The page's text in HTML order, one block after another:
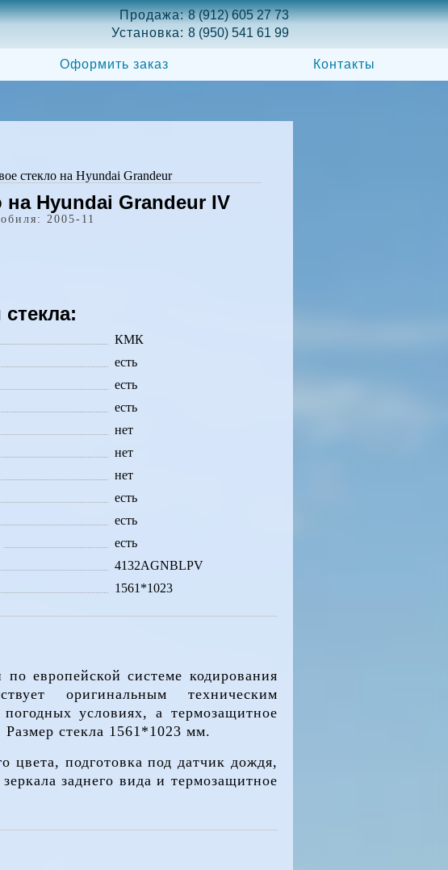
Продажа: 8 (912) 605 27 73
Установка: 8 (950) 541 61 99
Оформить заказ Контакты
стекло на Hyundai Grandeur
на Hyundai Grandeur IV
2005-11
КМК
есть
есть
есть
нет
нет
нет
есть
есть
есть
4132AGNBLPV
1561*1023
европейской системе кодирования
оригинальным техническим
условиях, а термозащитное
стекла 1561*1023 мм.
цвета, подготовка под датчик дождя,
заднего вида и термозащитное